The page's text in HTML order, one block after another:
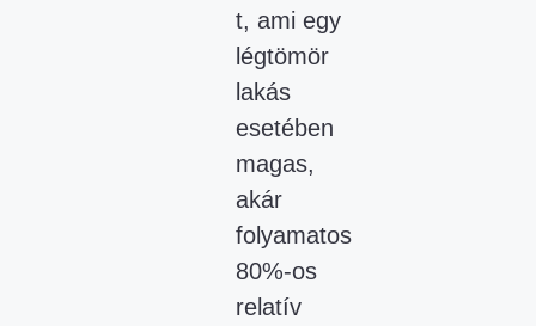
t, ami egy
légtömör
lakás
esetében
magas,
akár
folyamatos
80%-os
relatív